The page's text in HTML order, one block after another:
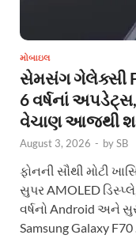
મોબાઇલ
સેમસંગ ગેલેક્સી
6 વર્ષનાં
વેચાણ આજથી
August 3, 2026 - bySB
ફોનની સૌથી મોટી
સુપર AMOLED
વર્ષનો Android અને
Samsung Galaxy